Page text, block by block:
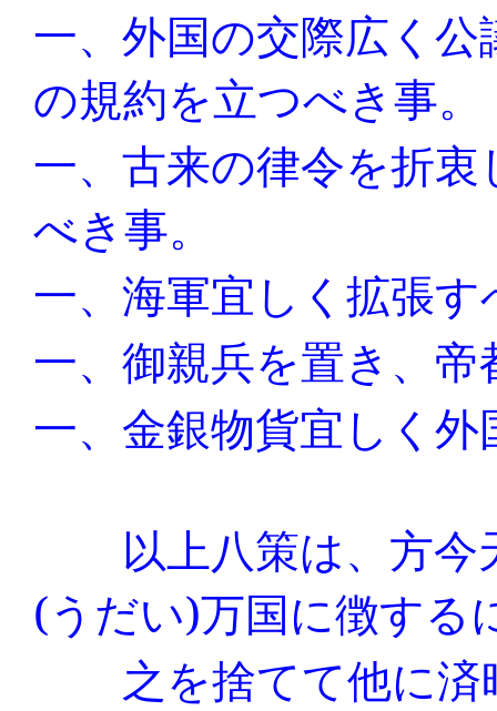
一、外国の交際広く
の規約を立つべき事。
一、古来の律令を折
べき事。
一、海軍宜しく拡張す
一、御親兵を置き、
一、金銀物貨宜しく
以上八策は、方今
(うだい)万国に徴する
之を捨てて他に済